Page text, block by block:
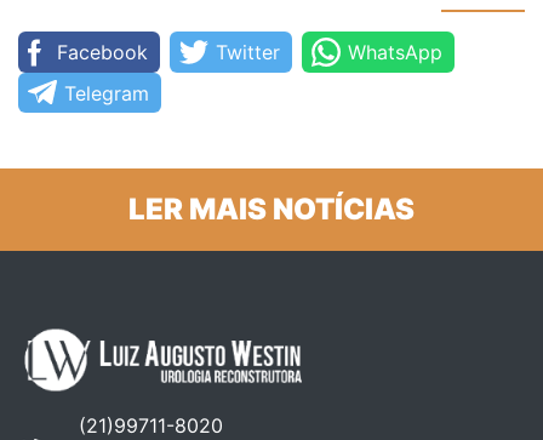
Facebook Twitter
WhatsApp
Telegram
LER MAIS NOTÍCIAS
(21)99711-8020